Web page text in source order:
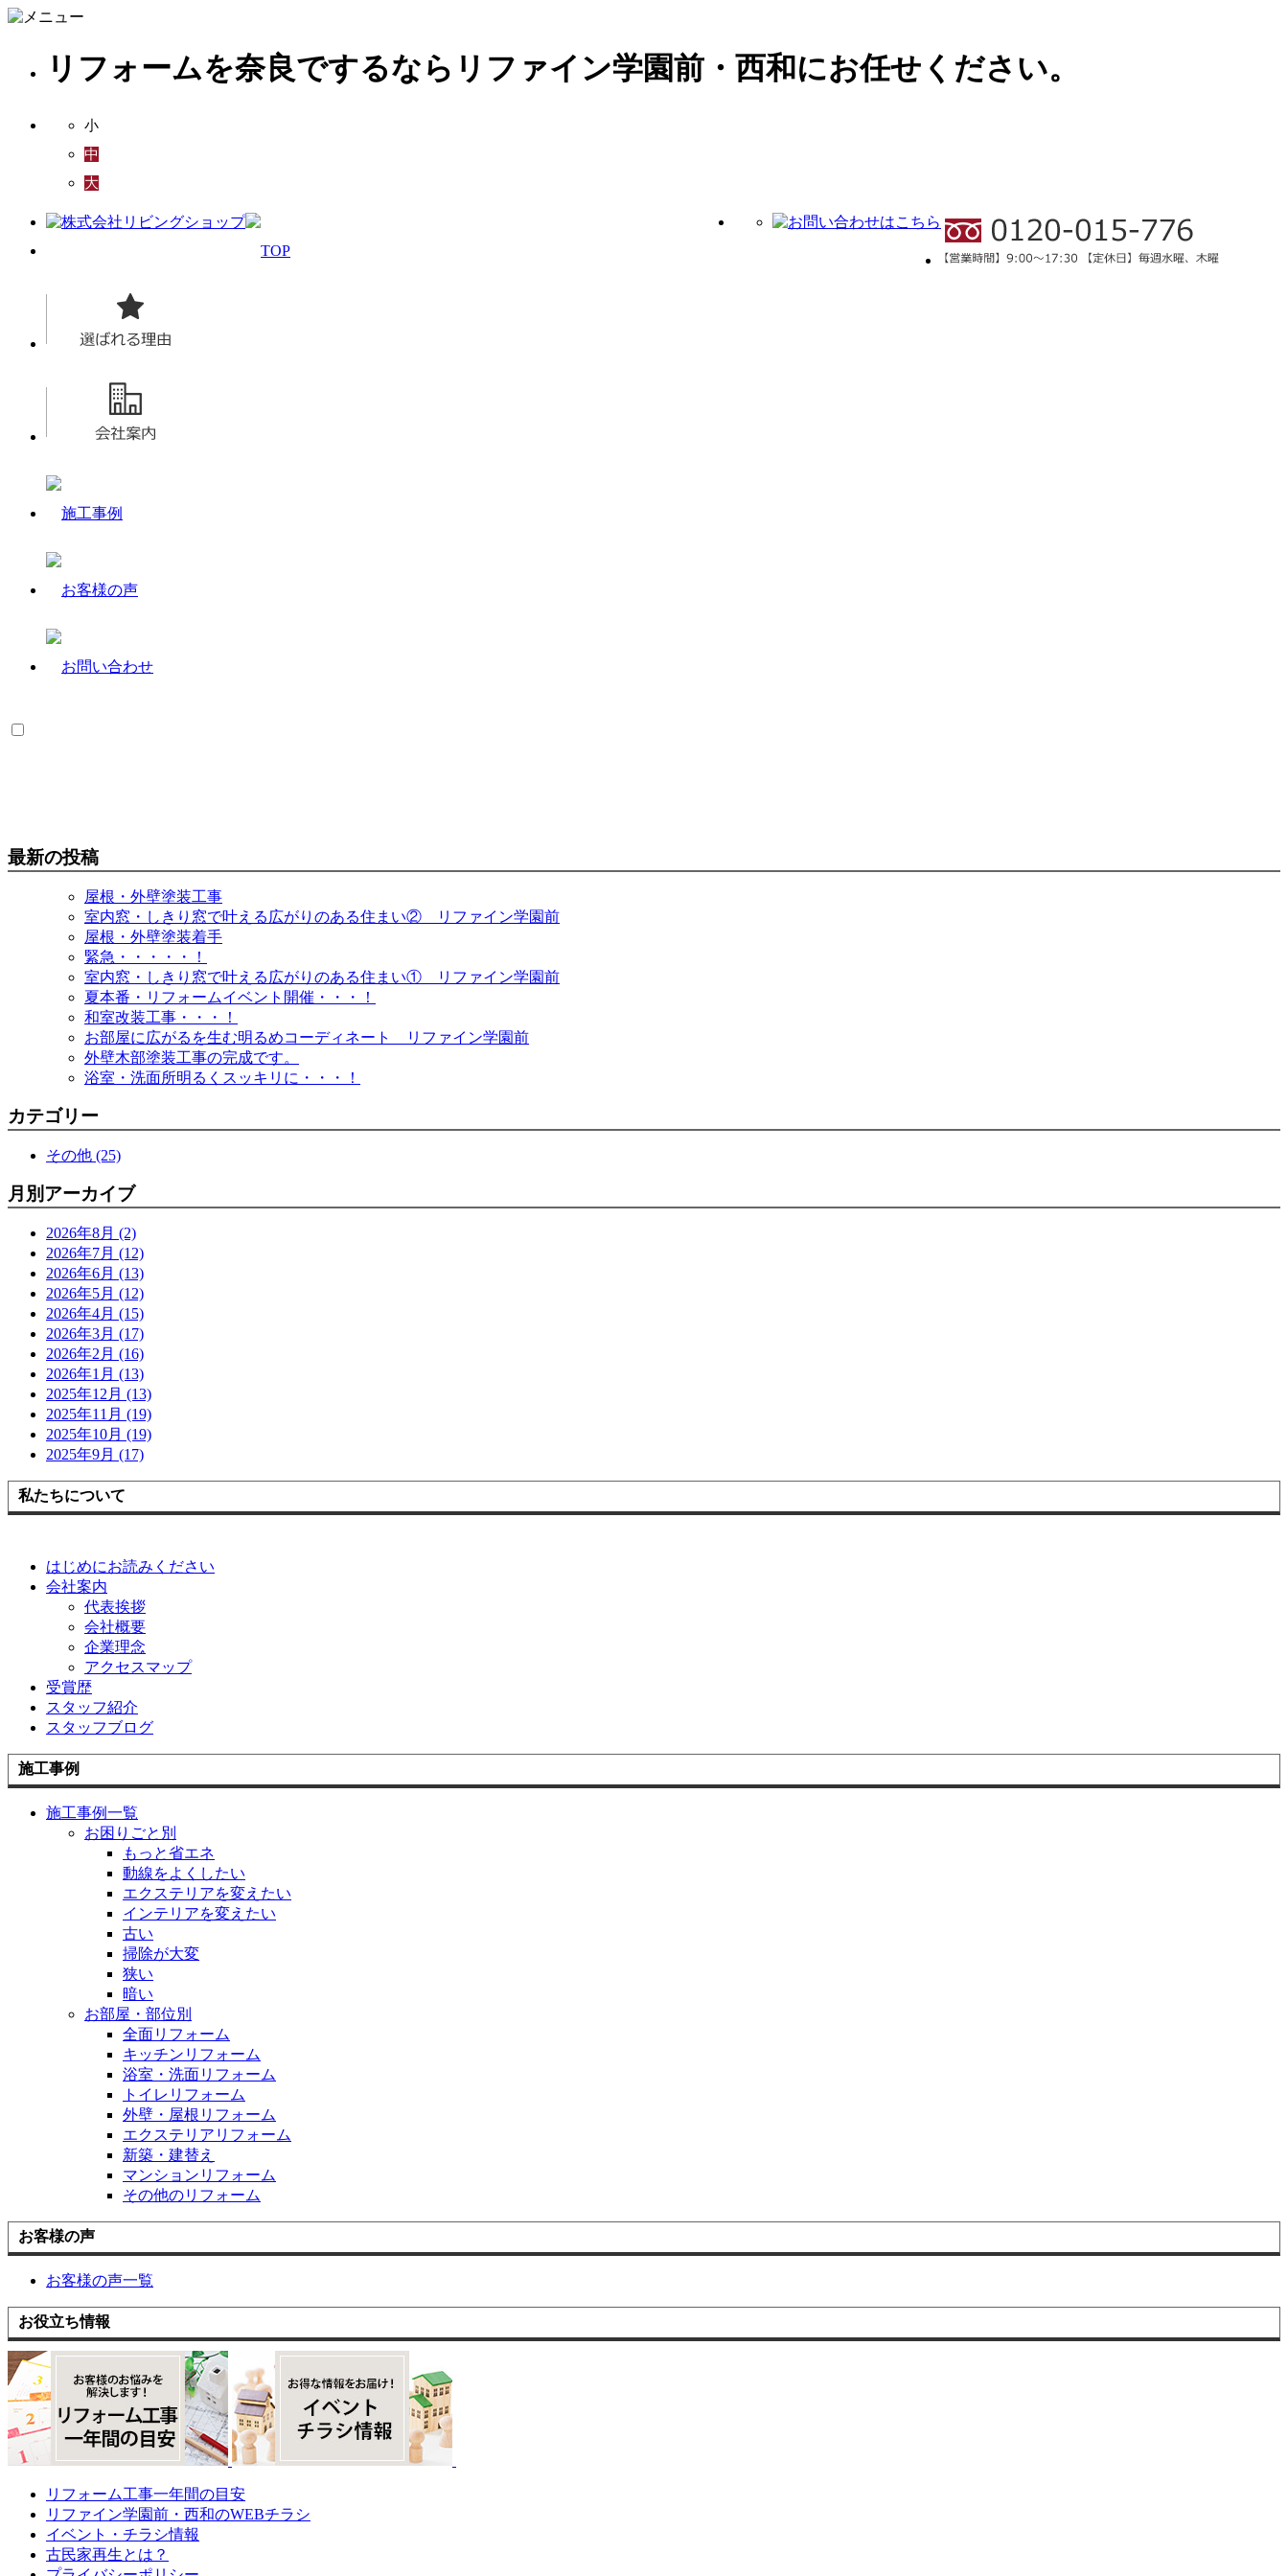
リフォームを奈良でするならリファイン学園前・西和にお任せください。
小
中
大
最新の投稿
屋根・外壁塗装工事
室内窓・しきり窓で叶える広がりのある住まい② リファイン学園前
屋根・外壁塗装着手
緊急・・・・・！
室内窓・しきり窓で叶える広がりのある住まい① リファイン学園前
夏本番・リフォームイベント開催・・・！
和室改装工事・・・！
お部屋に広がるを生む明るめコーディネート リファイン学園前
外壁木部塗装工事の完成です。
浴室・洗面所明るくスッキリに・・・！
カテゴリー
その他 (25)
月別アーカイブ
2026年8月 (2)
2026年7月 (12)
2026年6月 (13)
2026年5月 (12)
2026年4月 (15)
2026年3月 (17)
2026年2月 (16)
2026年1月 (13)
2025年12月 (13)
2025年11月 (19)
2025年10月 (19)
2025年9月 (17)
私たちについて
はじめにお読みください
会社案内
代表挨拶
会社概要
企業理念
アクセスマップ
受賞歴
スタッフ紹介
スタッフブログ
施工事例
施工事例一覧
お困りごと別
もっと省エネ
動線をよくしたい
エクステリアを変えたい
インテリアを変えたい
古い
掃除が大変
狭い
暗い
お部屋・部位別
全面リフォーム
キッチンリフォーム
浴室・洗面リフォーム
トイレリフォーム
外壁・屋根リフォーム
エクステリアリフォーム
新築・建替え
マンションリフォーム
その他のリフォーム
お客様の声
お客様の声一覧
お役立ち情報
リフォーム工事一年間の目安
リファイン学園前・西和のWEBチラシ
イベント・チラシ情報
古民家再生とは？